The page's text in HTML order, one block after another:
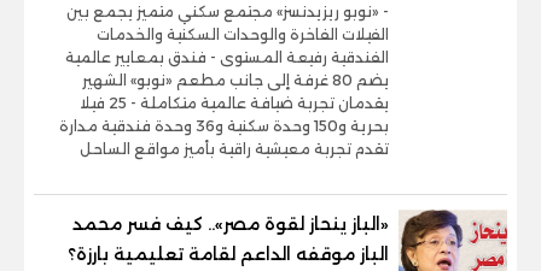
- «نوبو ريزيدنسز» مجتمع سكني متميز يجمع بين
الفيلات الفاخرة والوحدات السكنية والخدمات
الفندقية رفيعة المستوى - فندق بمعايير عالمية
يضم 80 غرفة إلى جانب مطعم «نوبو» الشهير
يقدمان تجربة ضيافة عالمية متكاملة - 25 فيلا
بحرية و150 وحدة سكنية و36 وحدة فندقية مدارة
تقدم تجربة معيشية راقية بأميز مواقع الساحل
«الباز ينحاز لقوة مصر».. كيف فسر محمد
الباز موقفه الداعم لقامة تعليمية بارزة؟